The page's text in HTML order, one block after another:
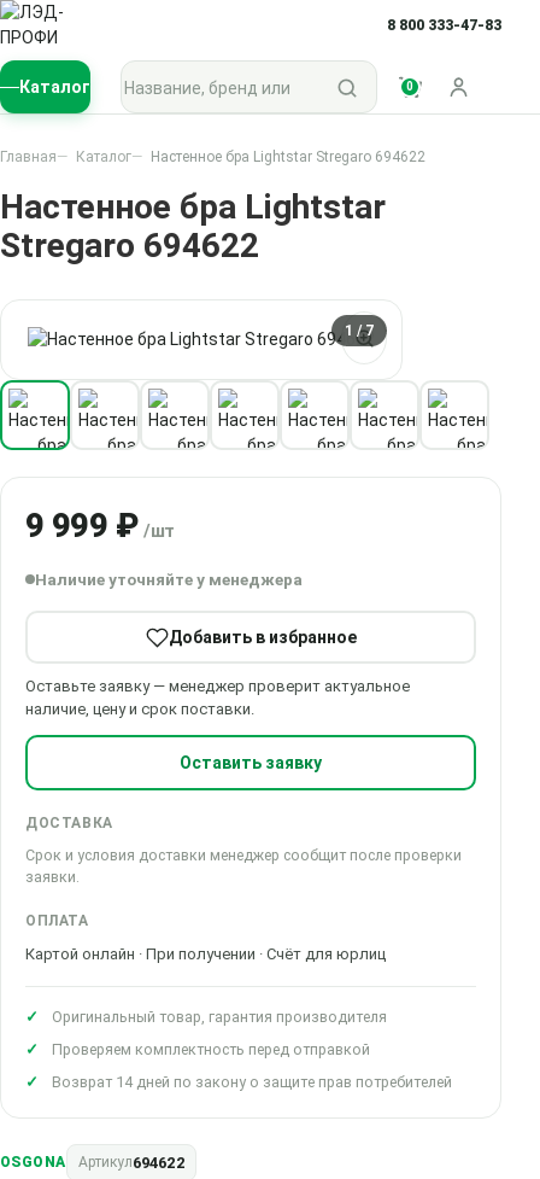
8 800 333-47-83
Каталог
Поиск по каталогу
0
Войти
Главная Каталог Настенное бра Lightstar Stregaro 694622
Настенное бра Lightstar
Stregaro 694622
1 / 7
OSGONA Артикул694622
9 999 ₽ /шт
Наличие уточняйте у менеджера
Добавить в избранное
Оставьте заявку — менеджер проверит актуальное
наличие, цену и срок поставки.
Оставить заявку
ДОСТАВКА
Срок и условия доставки менеджер сообщит после проверки
заявки.
ОПЛАТА
Картой онлайн · При получении · Счёт для юрлиц
Оригинальный товар, гарантия производителя
Проверяем комплектность перед отправкой
Возврат 14 дней по закону о защите прав потребителей